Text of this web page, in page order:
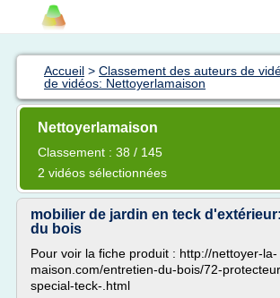
Accueil > Classement des auteurs de
de vidéos: Nettoyerlamaison
Nettoyerlamaison
Classement : 38 / 145
2 vidéos sélectionnées
mobilier de jardin en teck
du bois
Pour voir la fiche produit : http://nettoyer-la-
maison.com/entretien-du-bois/72-
special-teck-.html